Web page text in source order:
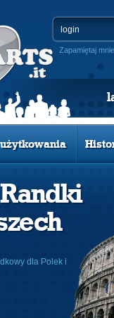
Zapamiętaj mnie
dla Polek i